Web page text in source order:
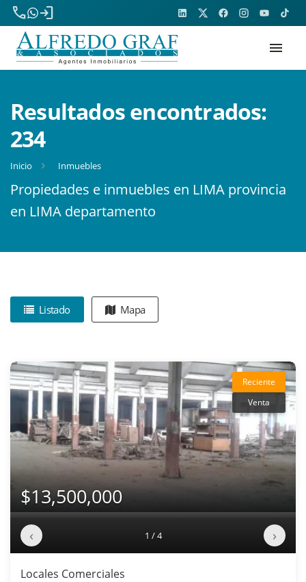
phone
login
menu
Resultados encontrados:
234
Inicio Inmuebles
Propiedades e inmuebles en LIMA provincia
en LIMA departamento
Listado Mapa
Reciente
Venta
$13,500,000
‹ 1 / 4 ›
Locales Comerciales